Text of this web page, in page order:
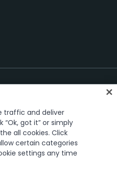
Use Privacy Policy Cookies Policy
Privacy Choices
robots are registered trademarks
UiPath® is a registered trademark
traffic and deliver
got it” or simply
all cookies. Click
certain categories
settings any time